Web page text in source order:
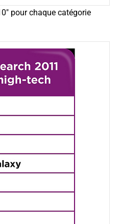
pour chaque catégorie